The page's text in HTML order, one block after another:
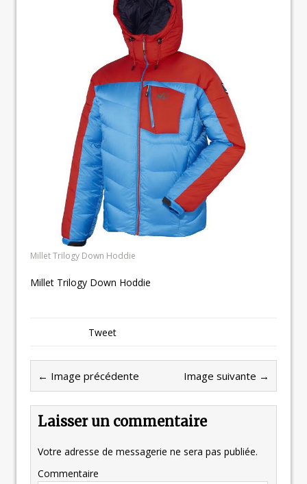
Millet Trilogy Down Hoddie
Millet Trilogy Down Hoddie
Tweet
← Image précédente Image suivante →
Laisser un commentaire
Votre adresse de messagerie ne sera pas publiée.
Commentaire